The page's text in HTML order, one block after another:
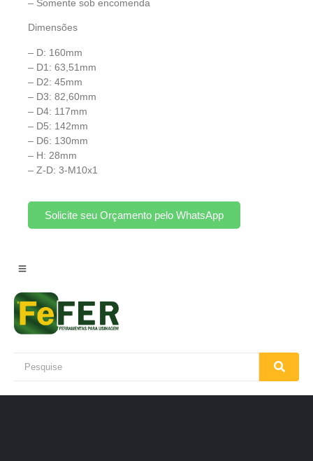
– Somente sob encomenda
Dimensões
– D: 160mm
– D1: 63,51mm
– D2: 45mm
– D3: 82,60mm
– D4: 117mm
– D5: 142mm
– D6: 130mm
– H: 28mm
– Z-D: 3-M10x1
Solicite seu Orçamento pelo WhatsApp